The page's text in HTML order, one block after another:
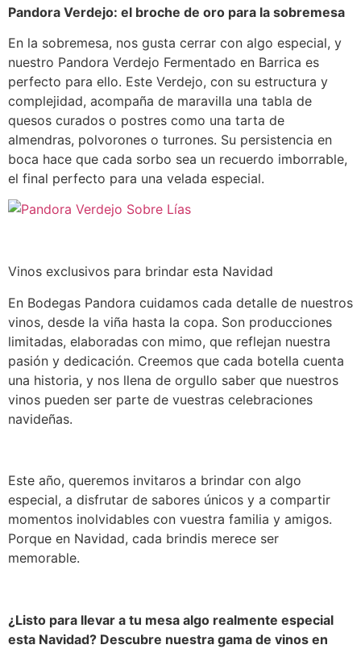
Pandora Verdejo: el broche de oro para la sobremesa
En la sobremesa, nos gusta cerrar con algo especial, y
nuestro Pandora Verdejo Fermentado en Barrica es
perfecto para ello. Este Verdejo, con su estructura y
complejidad, acompaña de maravilla una tabla de
quesos curados o postres como una tarta de
almendras, polvorones o turrones. Su persistencia en
boca hace que cada sorbo sea un recuerdo imborrable,
el final perfecto para una velada especial.
Vinos exclusivos para brindar esta Navidad
En Bodegas Pandora cuidamos cada detalle de nuestros
vinos, desde la viña hasta la copa. Son producciones
limitadas, elaboradas con mimo, que reflejan nuestra
pasión y dedicación. Creemos que cada botella cuenta
una historia, y nos llena de orgullo saber que nuestros
vinos pueden ser parte de vuestras celebraciones
navideñas.
Este año, queremos invitaros a brindar con algo
especial, a disfrutar de sabores únicos y a compartir
momentos inolvidables con vuestra familia y amigos.
Porque en Navidad, cada brindis merece ser
memorable.
¿Listo para llevar a tu mesa algo realmente especial
esta Navidad? Descubre nuestra gama de vinos en